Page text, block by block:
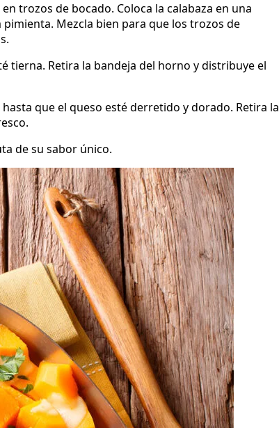
trozos de bocado. Coloca la calabaza en una
Mezcla bien para que los trozos de
tierna. Retira la bandeja del horno y distribuye el
que el queso esté derretido y dorado. Retira la
de su sabor único.